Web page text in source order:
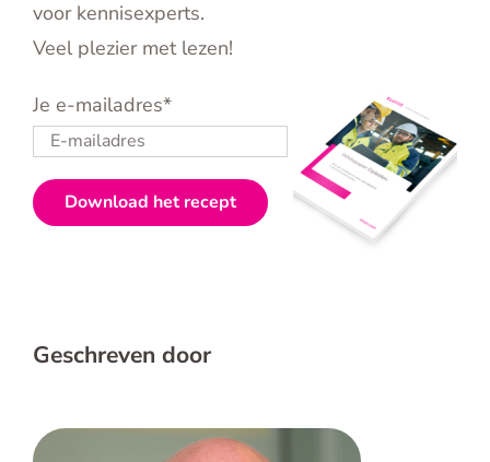
voor kennisexperts.
Veel plezier met lezen!
Je e-mailadres*
Geschreven door